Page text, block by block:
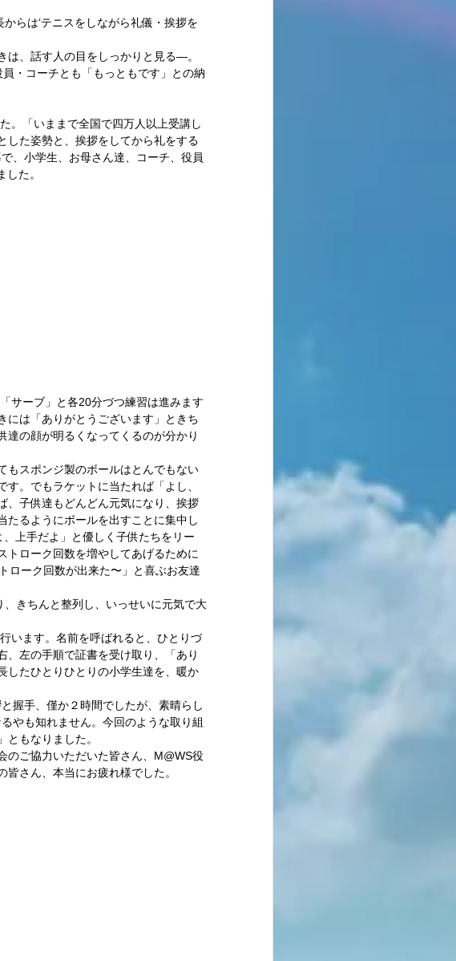
、話す人の目をしっかりと見る―。
・コーチとも「もっともです」との納
。「いままで全国で四万人以上受講し
した姿勢と、挨拶をしてから礼をする
、小学生、お母さん達、コーチ、役員
した。
には「ありがとうございます」ときち
達の顔が明るくなってくるのが分かり
スポンジ製のボールはとんでもない
。でもラケットに当たれば「よし、
、子供達もどんどん元気になり、挨拶
たるようにボールを出すことに集中し
上手だよ」と優しく子供たちをリー
トローク回数を増やしてあげるために
ローク回数が出来た〜」と喜ぶお友達
きちんと整列し、いっせいに元気で大
います。名前を呼ばれると、ひとりづ
左の手順で証書を受け取り、「あり
たひとりひとりの小学生達を、暖か
握手、僅か２時間でしたが、素晴らし
やも知れません。今回のような取り組
ともなりました。
ご協力いただいた皆さん、M@WS役
皆さん、本当にお疲れ様でした。